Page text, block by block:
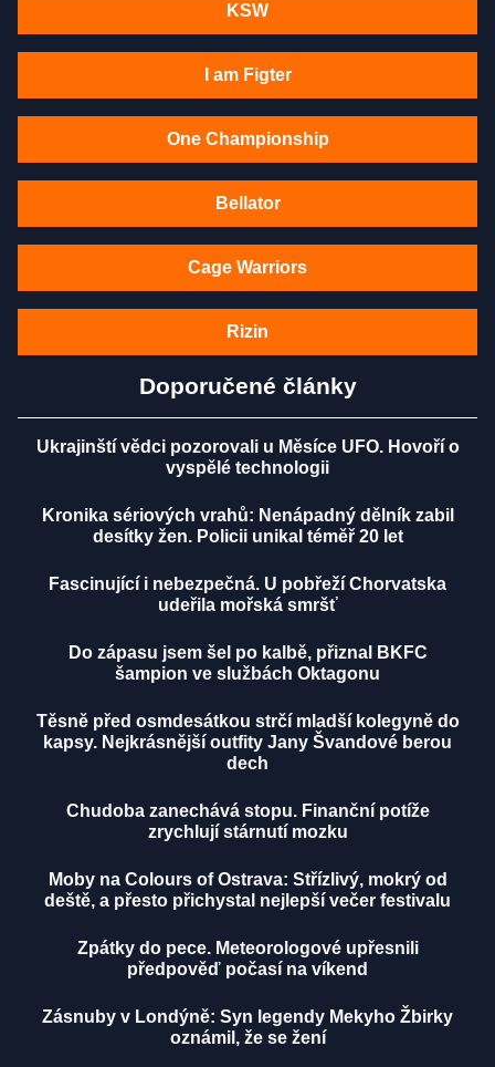
KSW
I am Figter
One Championship
Bellator
Cage Warriors
Rizin
Doporučené články
Ukrajinští vědci pozorovali u Měsíce UFO. Hovoří o
vyspělé technologii
Kronika sériových vrahů: Nenápadný dělník zabil
desítky žen. Policii unikal téměř 20 let
Fascinující i nebezpečná. U pobřeží Chorvatska
udeřila mořská smršť
Do zápasu jsem šel po kalbě, přiznal BKFC
šampion ve službách Oktagonu
Těsně před osmdesátkou strčí mladší kolegyně do
kapsy. Nejkrásnější outfity Jany Švandové berou
dech
Chudoba zanechává stopu. Finanční potíže
zrychlují stárnutí mozku
Moby na Colours of Ostrava: Střízlivý, mokrý od
deště, a přesto přichystal nejlepší večer festivalu
Zpátky do pece. Meteorologové upřesnili
předpověď počasí na víkend
Zásnuby v Londýně: Syn legendy Mekyho Žbirky
oznámil, že se žení